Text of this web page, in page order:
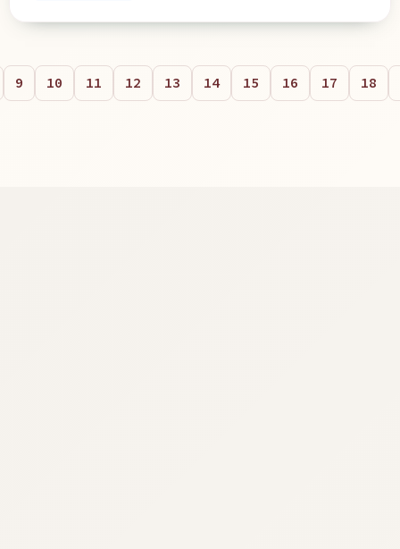
9 10 11 12 13 14 15 16 17 18